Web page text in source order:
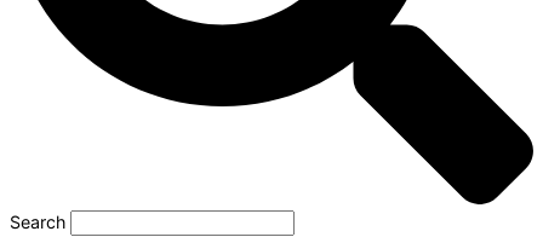
Search